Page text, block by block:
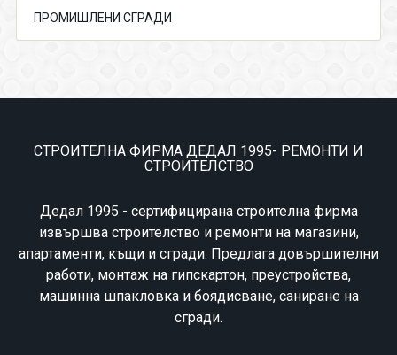
ПРОМИШЛЕНИ СГРАДИ
СТРОИТЕЛНА ФИРМА ДЕДАЛ 1995- РЕМОНТИ И
СТРОИТЕЛСТВО
Дедал 1995 - сертифицирана строителна фирма
извършва строителство и ремонти на магазини,
апартаменти, къщи и сгради. Предлага довършителни
работи, монтаж на гипскартон, преустройства,
машинна шпакловка и боядисване, саниране на
сгради.